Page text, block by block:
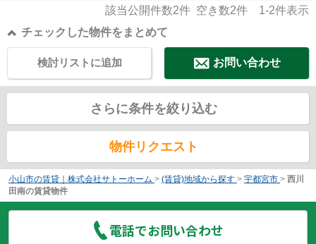
該当公開件数2件 空き数2件 1-2件表示
チェックした物件をまとめて
お問い合わせ
検討リストに追加
さらに条件を絞り込む
物件リクエスト
小山市の賃貸｜株式会社サトーホーム > (賃貸)地域から探す > 宇都宮市 > 西川
田南の賃貸物件
電話でお問い合わせ